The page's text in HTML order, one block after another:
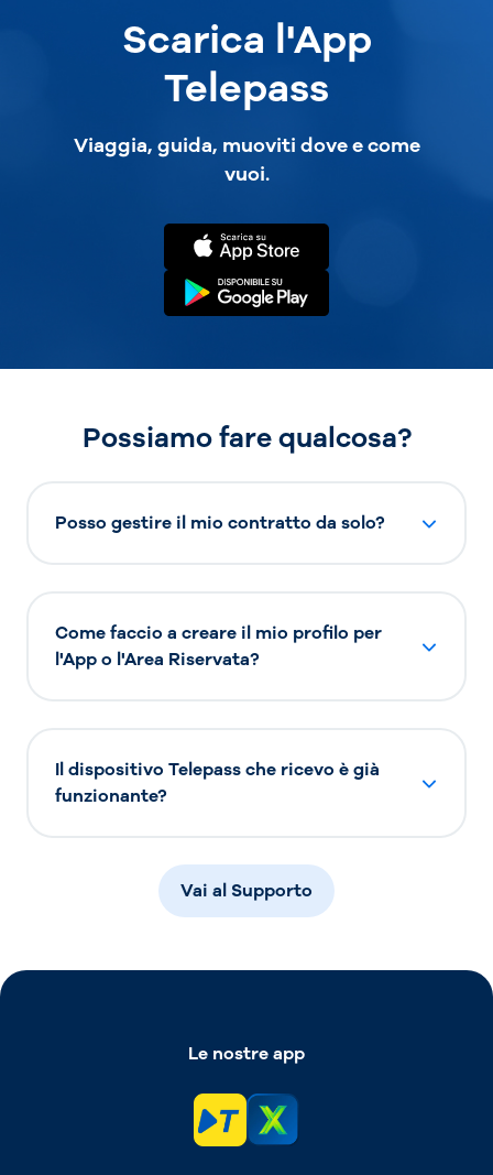
Scarica l'App
Telepass
Viaggia, guida, muoviti dove e come
vuoi.
Possiamo fare qualcosa?
Posso gestire il mio contratto da solo?
Come faccio a creare il mio profilo per
l'App o l'Area Riservata?
Il dispositivo Telepass che ricevo è già
funzionante?
Vai al Supporto
Le nostre app